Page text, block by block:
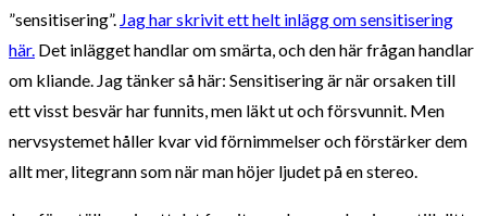
”sensitisering”. Jag har skrivit ett helt inlägg om sensitisering
här. Det inlägget handlar om smärta, och den här frågan handlar
om kliande. Jag tänker så här: Sensitisering är när orsaken till
ett visst besvär har funnits, men läkt ut och försvunnit. Men
nervsystemet håller kvar vid förnimmelser och förstärker dem
allt mer, litegrann som när man höjer ljudet på en stereo.